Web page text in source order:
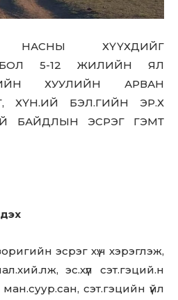
ХҮҮХДИЙГ
БОЛ 5-12 ЖИЛИЙН ЯЛ
ХУУЛИЙН АРВАН
ХҮН.ИЙ БЭЛ.ГИЙН ЭР.Х
БАЙДЛЫН ЭСРЭГ ГЭМТ
эсрэг хү.ч хэрэглэж,
эс.хүл сэт.гэций.н
сэт.гэцийн үйл